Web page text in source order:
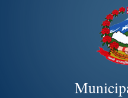
Skip to
main
content